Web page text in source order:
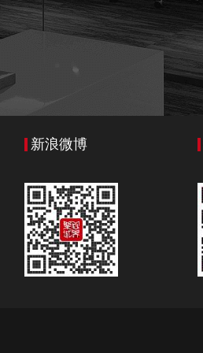
新浪微博